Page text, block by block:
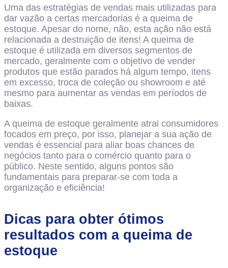
Uma das estratégias de vendas mais utilizadas para
dar vazão a certas mercadorias é a queima de
estoque. Apesar do nome, não, esta ação não está
relacionada a destruição de itens! A queima de
estoque é utilizada em diversos segmentos de
mercado, geralmente com o objetivo de vender
produtos que estão parados há algum tempo, itens
em excesso, troca de coleção ou showroom e até
mesmo para aumentar as vendas em períodos de
baixas.
A queima de estoque geralmente atrai consumidores
focados em preço, por isso, planejar a sua ação de
vendas é essencial para aliar boas chances de
negócios tanto para o comércio quanto para o
público. Neste sentido, alguns pontos são
fundamentais para preparar-se com toda a
organização e eficiência!
Dicas para obter ótimos
resultados com a queima de
estoque